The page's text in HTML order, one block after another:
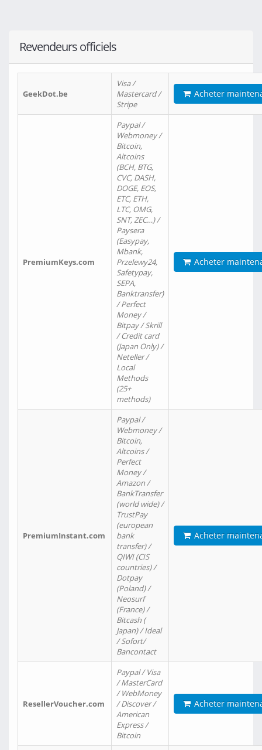
Revendeurs officiels
GeekDot.be
Visa /
Mastercard /
Stripe
Acheter
PremiumKeys.com
Paypal /
Webmoney /
Bitcoin,
Altcoins
(BCH, BTG,
CVC, DASH,
DOGE, EOS,
ETC, ETH,
LTC, OMG,
SNT, ZEC…) /
Paysera
(Easypay,
Mbank,
Przelewy24,
Safetypay,
SEPA,
Banktransfer)
/ Perfect
Money /
Bitpay / Skrill
/ Credit card
(Japan Only) /
Neteller /
Local
Methods
(25+
methods)
Acheter
PremiumInstant.com
Paypal /
Webmoney /
Bitcoin,
Altcoins /
Perfect
Money /
Amazon /
BankTransfer
(world wide) /
TrustPay
(european
bank
transfer) /
QIWI (CIS
countries) /
Dotpay
(Poland) /
Neosurf
(France) /
Bitcash (
Japan) / Ideal
/ Sofort/
Bancontact
Acheter
ResellerVoucher.com
Paypal / Visa
/ MasterCard
/ WebMoney
/ Discover /
American
Express /
Bitcoin
Acheter